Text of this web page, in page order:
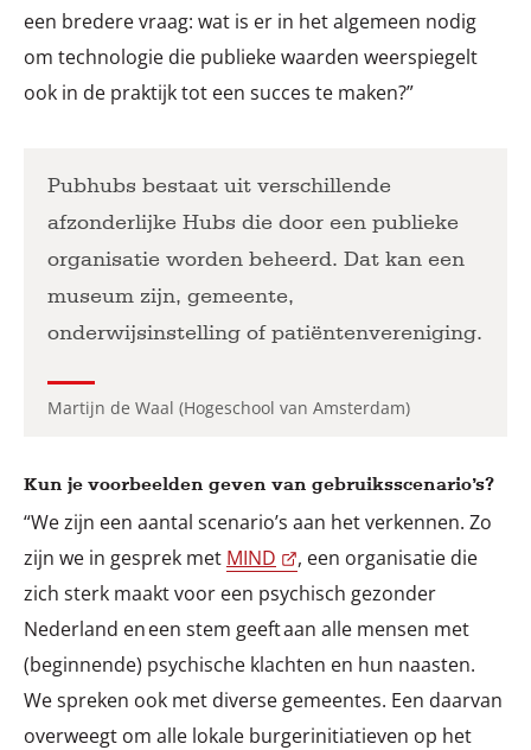
een bredere vraag: wat is er in het algemeen nodig
om technologie die publieke waarden weerspiegelt
ook in de praktijk tot een succes te maken?”
Pubhubs bestaat uit verschillende
afzonderlijke Hubs die door een publieke
organisatie worden beheerd. Dat kan een
museum zijn, gemeente,
onderwijsinstelling of patiëntenvereniging.
Martijn de Waal (Hogeschool van Amsterdam)
Kun je voorbeelden geven van gebruiksscenario’s?
“We zijn een aantal scenario’s aan het verkennen. Zo
zijn we in gesprek met MIND
, een organisatie die
zich sterk maakt voor een psychisch gezonder
Nederland en een stem geeft aan alle mensen met
(beginnende) psychische klachten en hun naasten.
We spreken ook met diverse gemeentes. Een daarvan
overweegt om alle lokale burgerinitiatieven op het